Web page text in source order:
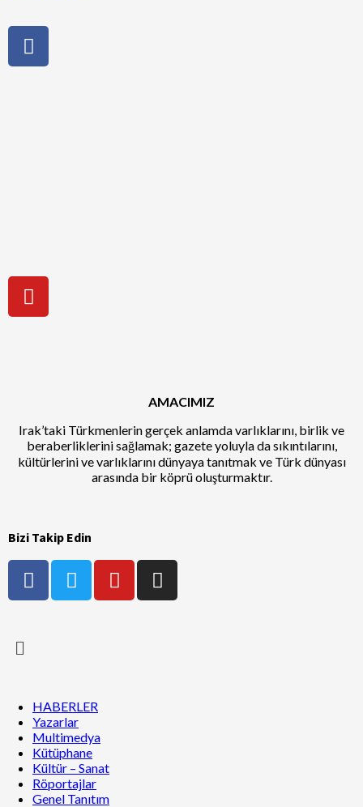
AMACIMIZ
Irak’taki Türkmenlerin gerçek anlamda varlıklarını, birlik ve
beraberliklerini sağlamak; gazete yoluyla da sıkıntılarını,
kültürlerini ve varlıklarını dünyaya tanıtmak ve Türk dünyası
arasında bir köprü oluşturmaktır.
Bizi Takip Edin
HABERLER
Yazarlar
Multimedya
Kütüphane
Kültür – Sanat
Röportajlar
Genel Tanıtım